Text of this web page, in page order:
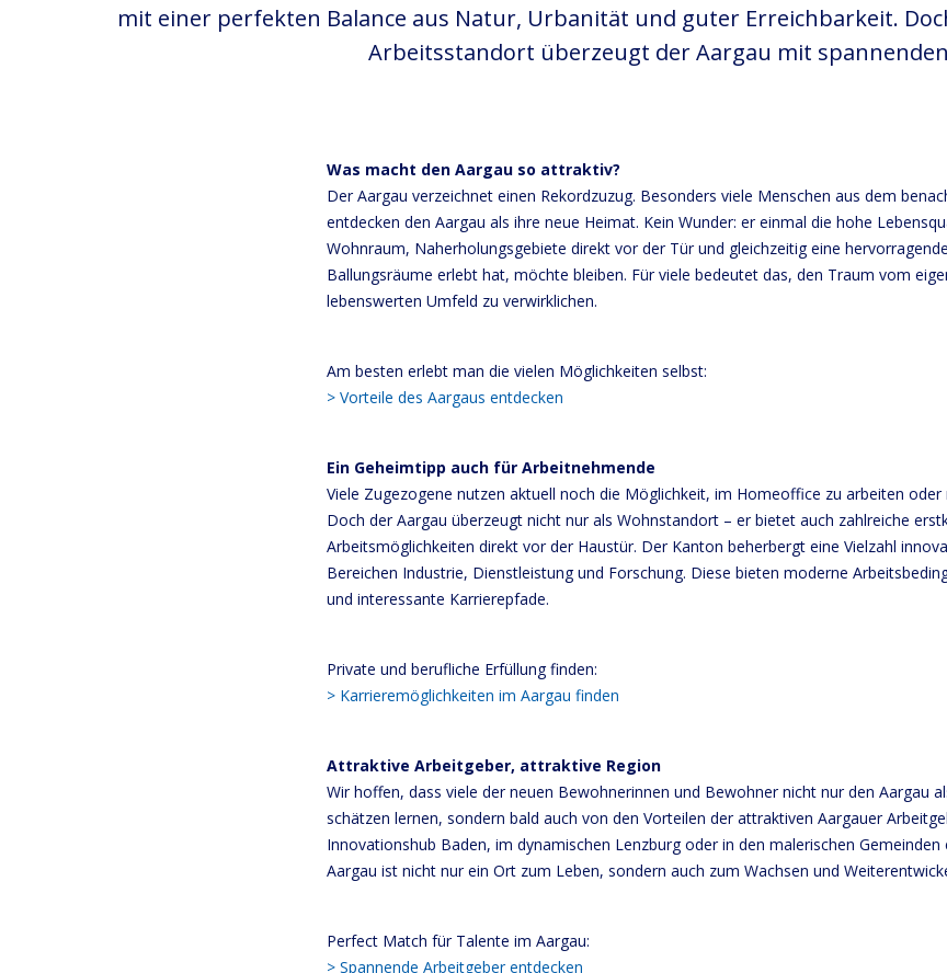
mit einer perfekten Balance aus Natur, Urbanität und guter Erreichbarkeit.
Arbeitsstandort überzeugt der Aargau mit
Was macht den Aargau so attraktiv?
Der Aargau verzeichnet einen Rekordzuzug. Besonders viele Menschen aus dem
entdecken den Aargau als ihre neue Heimat. Kein Wunder: er einmal die hohe
Wohnraum, Naherholungsgebiete direkt vor der Tür und gleichzeitig eine
Ballungsräume erlebt hat, möchte bleiben. Für viele bedeutet das, den Traum vom
lebenswerten Umfeld zu verwirklichen.
Am besten erlebt man die vielen Möglichkeiten selbst:
> Vorteile des Aargaus entdecken
Ein Geheimtipp auch für Arbeitnehmende
Viele Zugezogene nutzen aktuell noch die Möglichkeit, im Homeoffice zu arbeiten oder
Doch der Aargau überzeugt nicht nur als Wohnstandort – er bietet auch zahlreiche
Arbeitsmöglichkeiten direkt vor der Haustür. Der Kanton beherbergt eine Vielzahl
Bereichen Industrie, Dienstleistung und Forschung. Diese bieten moderne
und interessante Karrierepfade.
Private und berufliche Erfüllung finden:
> Karrieremöglichkeiten im Aargau finden
Attraktive Arbeitgeber, attraktive Region
Wir hoffen, dass viele der neuen Bewohnerinnen und Bewohner nicht nur den Aargau
schätzen lernen, sondern bald auch von den Vorteilen der attraktiven Aargauer
Innovationshub Baden, im dynamischen Lenzburg oder in den malerischen
Aargau ist nicht nur ein Ort zum Leben, sondern auch zum Wachsen und
Perfect Match für Talente im Aargau:
> Spannende Arbeitgeber entdecken